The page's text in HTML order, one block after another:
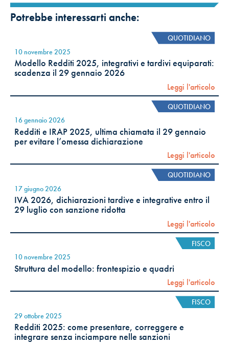
Potrebbe interessarti anche:
QUOTIDIANO
10 novembre 2025
Modello Redditi 2025, integrativi e tardivi equiparati:
scadenza il 29 gennaio 2026
Leggi l'articolo
QUOTIDIANO
16 gennaio 2026
Redditi e IRAP 2025, ultima chiamata il 29 gennaio
per evitare l’omessa dichiarazione
Leggi l'articolo
QUOTIDIANO
17 giugno 2026
IVA 2026, dichiarazioni tardive e integrative entro il
29 luglio con sanzione ridotta
Leggi l'articolo
FISCO
10 novembre 2025
Struttura del modello: frontespizio e quadri
Leggi l'articolo
FISCO
29 ottobre 2025
Redditi 2025: come presentare, correggere e
integrare senza inciampare nelle sanzioni